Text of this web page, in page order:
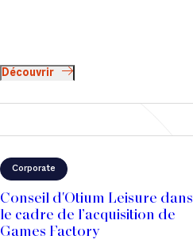
Découvrir
Corporate
Conseil d'Otium Leisure dans
le cadre de l’acquisition de
Games Factory